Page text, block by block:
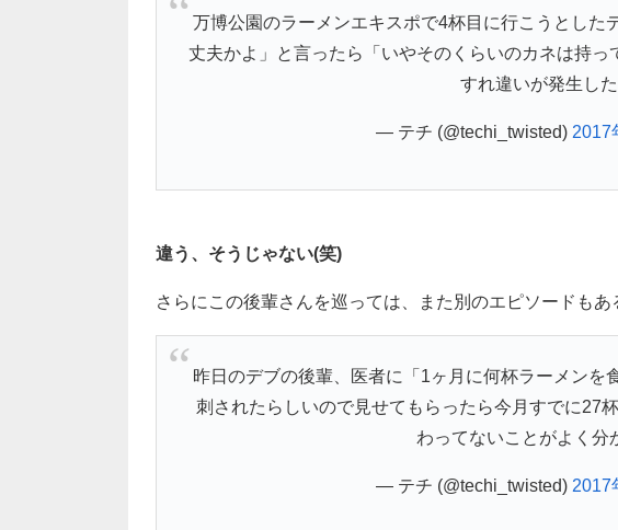
万博公園のラーメンエキスポで4杯目に行こうとした
丈夫かよ」と言ったら「いやそのくらいのカネは持
すれ違いが発生した
— テチ (@techi_twisted) 2017
違う、そうじゃない(笑)
さらにこの後輩さんを巡っては、また別のエピソードも
昨日のデブの後輩、医者に「1ヶ月に何杯ラーメンを
刺されたらしいので見せてもらったら今月すでに27
わってないことがよく分
— テチ (@techi_twisted) 2017